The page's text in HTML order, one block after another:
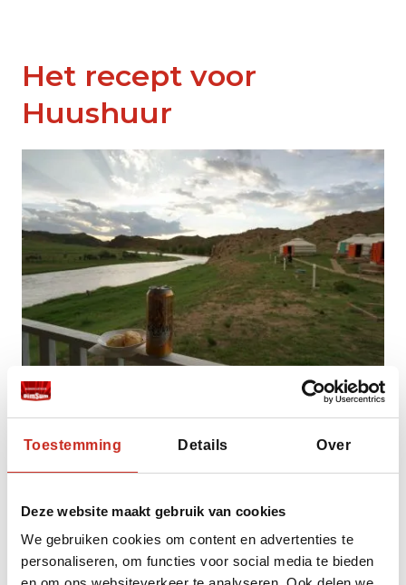
Toestemming Details Over
Deze website maakt gebruik van cookies
We gebruiken cookies om content en advertenties te
personaliseren, om functies voor social media te bieden
Het recept voor
Huushuur
hieronder verder hoe je dit zelf thuis kunt
maken.
Ingrediënten voor de vulling:
- 1kg schapengehakt / rundergehakt (niet de
magere variant!)
- 3,5 theelepel zout